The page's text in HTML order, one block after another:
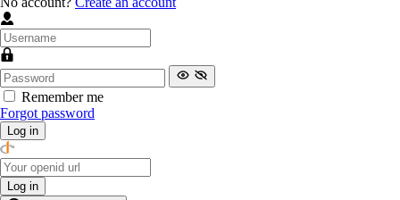
Remember me
Forgot password
Log in
Log in